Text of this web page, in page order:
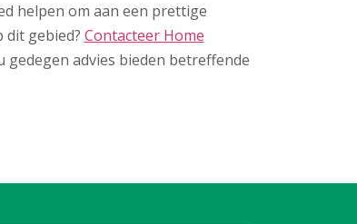
helpen om aan een prettige
gebied? Contacteer Home
advies bieden betreffende